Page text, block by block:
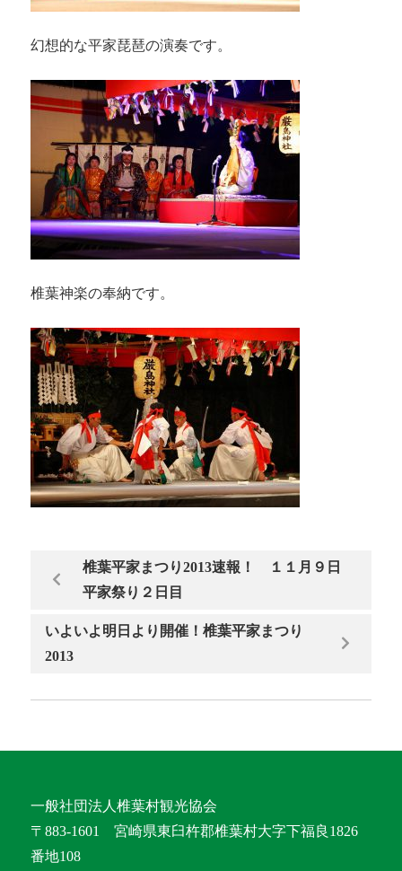
幻想的な平家琵琶の演奏です。
椎葉神楽の奉納です。
椎葉平家まつり2013速報！ １１月９日
平家祭り２日目
いよいよ明日より開催！椎葉平家まつり
2013
一般社団法人椎葉村観光協会
〒883-1601 宮崎県東臼杵郡椎葉村大字下福良1826
番地108